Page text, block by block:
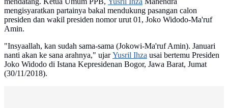
mengisyaratkan partainya bakal mendukung pasangan calon
presiden dan wakil presiden nomor urut 01, Joko Widodo-Ma'ruf
Amin.
"Insyaallah, kan sudah sama-sama (Jokowi-Ma'ruf Amin). Januari
nanti akan ke sana arahnya," ujarYusril Ihza usai bertemu Presiden
Joko Widodo di Istana Kepresidenan Bogor, Jawa Barat, Jumat
(30/11/2018).